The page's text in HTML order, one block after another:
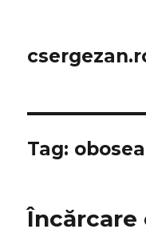
Tag:
Încărcare